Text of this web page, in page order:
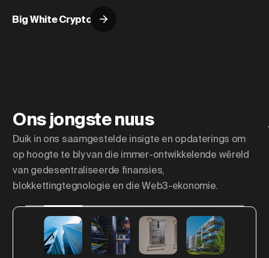
Big White Crypto
Ons jongste nuus
Duik in ons saamgestelde insigte en opdaterings om
op hoogte te bly van die immer-ontwikkelende wêreld
van gedesentraliseerde finansies,
blokkettingtegnologie en die Web3-ekonomie.
Shaping Skylines: Die opkoms
van luukse residensiële torings
in Europa